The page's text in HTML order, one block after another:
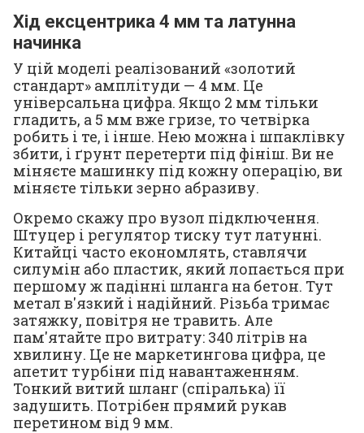
Хід ексцентрика 4 мм та латунна
начинка
У цій моделі реалізований «золотий
стандарт» амплітуди — 4 мм. Це
універсальна цифра. Якщо 2 мм тільки
гладить, а 5 мм вже гризе, то четвірка
робить і те, і інше. Нею можна і шпаклівку
збити, і ґрунт перетерти під фініш. Ви не
міняєте машинку під кожну операцію, ви
міняєте тільки зерно абразиву.
Окремо скажу про вузол підключення.
Штуцер і регулятор тиску тут латунні.
Китайці часто економлять, ставлячи
силумін або пластик, який лопається при
першому ж падінні шланга на бетон. Тут
метал в'язкий і надійний. Різьба тримає
затяжку, повітря не травить. Але
пам'ятайте про витрату: 340 літрів на
хвилину. Це не маркетингова цифра, це
апетит турбіни під навантаженням.
Тонкий витий шланг (спіралька) її
задушить. Потрібен прямий рукав
перетином від 9 мм.